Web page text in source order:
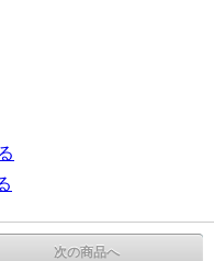
次の商品へ